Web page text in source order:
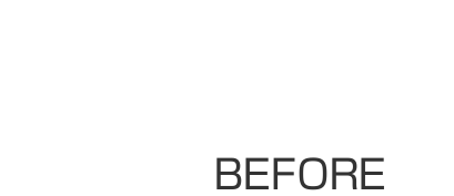
ＢＥＦＯＲＥ